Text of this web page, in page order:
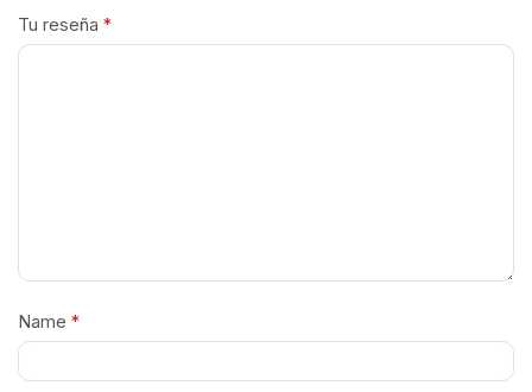
Tu reseña *
Name *